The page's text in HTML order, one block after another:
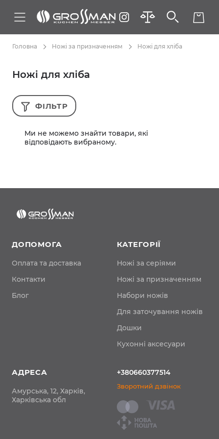
Головна Ножі за призначенням Ножі для хліба
Ножі для хліба
Ми не можемо знайти товари, які
відповідають вибраному.
ФІЛЬТР
ДОПОМОГА
Оплата та доставка
Контакти
Блог
КАТЕГОРІЇ
Ножі за серіями
Ножі за призначенням
Набори ножів
Для заточування ножів
Дошки
Кухонні аксесуари
АДРЕСА
Амурська, 12, Харків,
Харківська обл
+380660377514
Зворотний дзвінок